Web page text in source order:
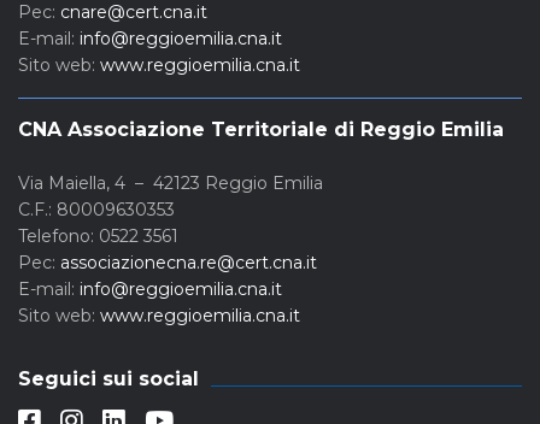
Pec: cnare@cert.cna.it
E-mail: info@reggioemilia.cna.it
Sito web: www.reggioemilia.cna.it
CNA Associazione Territoriale di Reggio Emilia
Via Maiella, 4 – 42123 Reggio Emilia
C.F.: 80009630353
Telefono: 0522 3561
Pec: associazionecna.re@cert.cna.it
E-mail: info@reggioemilia.cna.it
Sito web: www.reggioemilia.cna.it
Seguici sui social